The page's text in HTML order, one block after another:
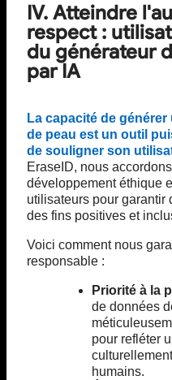
IV. Atteindre
respect :
du générateur
par IA
La capacité de
de peau est un outil
de souligner son
EraseID, nous
développement éthique
utilisateurs pour garantir
des fins positives et
Voici comment nous
responsable :
Priorité à la
de données
pour refléter
humains.